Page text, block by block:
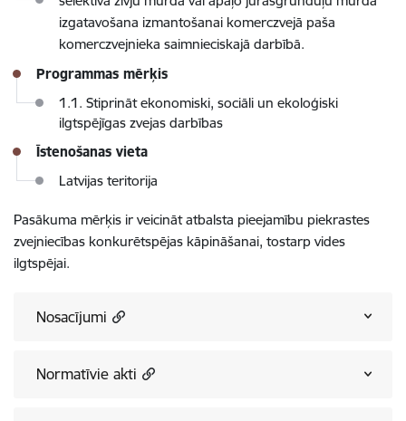
izgatavošana izmantošanai komerczvejā paša
komerczvejnieka saimnieciskajā darbībā.
Programmas mērķis
1.1. Stiprināt ekonomiski, sociāli un ekoloģiski
ilgtspējīgas zvejas darbības
Īstenošanas vieta
Latvijas teritorija
Pasākuma mērķis ir veicināt atbalsta pieejamību piekrastes
zvejniecības konkurētspējas kāpināšanai, tostarp vides
ilgtspējai.
Nosacījumi
Normatīvie akti